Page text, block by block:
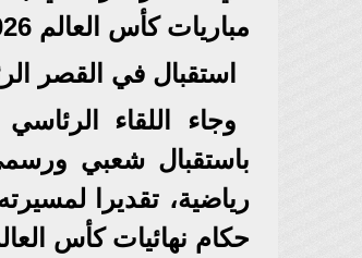
مباريات كأس العالم 2026.
استقبال في القصر
وجاء اللقاء
باستقبال شعبي
رياضية، تقديرا
حكام نهائيات كأس